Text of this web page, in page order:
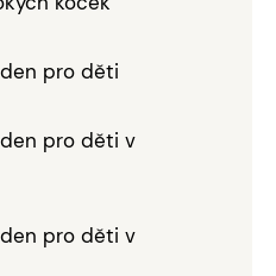
pro děti
pro děti v
pro děti v